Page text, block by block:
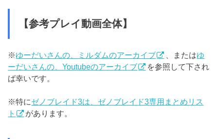
【参考プレイ動画全体】
※ゆーだいさんの、ミルダムのアーカイブ 、またはゆ
ーだいさんの、Youtubeのアーカイブ
を参照して下され
ば幸いです。
※特にゼノブレイド3は、ゼノブレイド3専用まとめリス
ト
があります。